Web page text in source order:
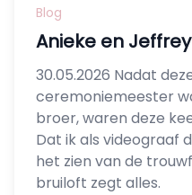
Blog
Anieke en Jeffrey
30.05.2026 Nadat
ceremoniemeester
broer, waren deze
Dat ik als videograaf
het zien van de
bruiloft zegt alles.